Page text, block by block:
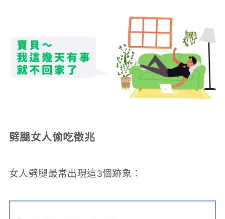
劈腿女人偷吃徵兆
女人劈腿最常出現這3個跡象：